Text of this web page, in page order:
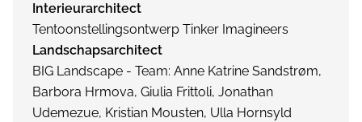
Interieurarchitect
Tentoonstellingsontwerp Tinker Imagineers
Landschapsarchitect
BIG Landscape - Team: Anne Katrine Sandstrøm,
Barbora Hrmova, Giulia Frittoli, Jonathan
Udemezue, Kristian Mousten, Ulla Hornsyld